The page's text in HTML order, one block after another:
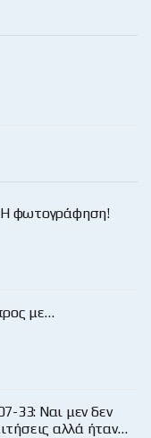
Η φωτογράφηση!
με…
33: Ναι μεν δεν
αλλά ήταν…